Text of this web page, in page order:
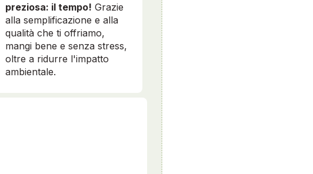
preziosa: il tempo! Grazie
alla semplificazione e alla
qualità che ti offriamo,
mangi bene e senza stress,
oltre a ridurre l'impatto
ambientale.